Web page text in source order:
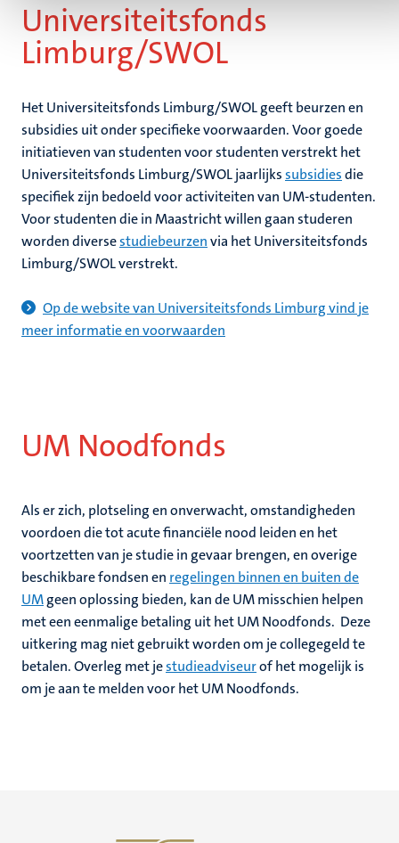
Universiteitsfonds
Limburg/SWOL
Het Universiteitsfonds Limburg/SWOL geeft beurzen en
subsidies uit onder specifieke voorwaarden. Voor goede
initiatieven van studenten voor studenten verstrekt het
Universiteitsfonds Limburg/SWOL jaarlijkssubsidiesdie
specifiek zijn bedoeld voor activiteiten van UM-studenten.
Voor studenten die in Maastricht willen gaan studeren
worden diversestudiebeurzenvia het Universiteitsfonds
Limburg/SWOL verstrekt.
Op de website van Universiteitsfonds Limburg vind je
meer informatie en voorwaarden
UM Noodfonds
Als er zich, plotseling en onverwacht, omstandigheden
voordoen die tot acute financiële nood leiden en het
voortzetten van je studie in gevaar brengen, en overige
beschikbare fondsen en regelingen binnen en buiten de
UMgeen oplossing bieden, kan de UM misschien helpen
met een eenmalige betaling uit het UM Noodfonds. Deze
uitkering mag niet gebruikt worden om je collegegeld te
betalen. Overleg met jestudieadviseurof het mogelijk is
om je aan te melden voor het UM Noodfonds.